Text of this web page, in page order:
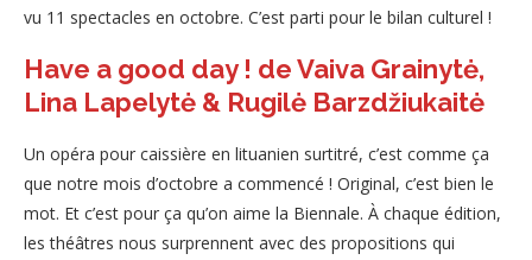
vu 11 spectacles en octobre. C’est parti pour le bilan culturel !
Have a good day ! de Vaiva Grainytė,
Lina Lapelytė & Rugilė Barzdžiukaitė
Un opéra pour caissière en lituanien surtitré, c’est comme ça
que notre mois d’octobre a commencé ! Original, c’est bien le
mot. Et c’est pour ça qu’on aime la Biennale. À chaque édition,
les théâtres nous surprennent avec des propositions qui